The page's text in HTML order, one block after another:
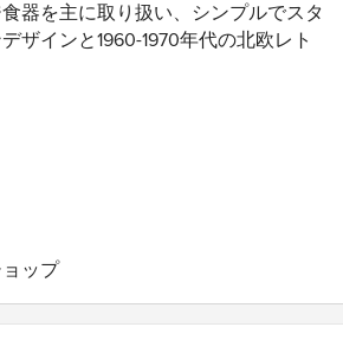
器を主に取り扱い、シンプルでスタ
ザインと1960-1970年代の北欧レト
つ自然の木材を使用した手工芸品を
空間演出をコーディネートするアイ
楽しくなりますように、北欧デザイ
て頂きます。
ップ